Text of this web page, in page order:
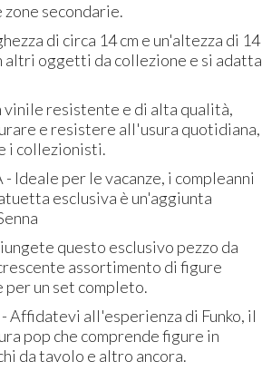
secondarie.
di circa 14 cm e un'altezza di 14
altri oggetti da collezione e si adatta
resistente e di alta qualità,
e resistere all'usura quotidiana,
i collezionisti.
- Ideale per le vacanze, i compleanni
esclusiva è un'aggiunta
questo esclusivo pezzo da
assortimento di figure
un set completo.
Affidatevi all'esperienza di Funko, il
pop che comprende figure in
da tavolo e altro ancora.